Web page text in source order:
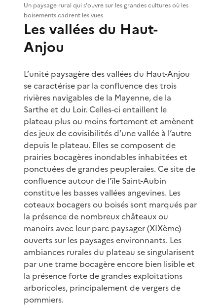
Un paysage rural qui s'ouvre sur les grandes cultures où les
boisements cadrent les vues
Les vallées du Haut-
Anjou
L’unité paysagère des vallées du Haut-Anjou
se caractérise par la confluence des trois
rivières navigables de la Mayenne, de la
Sarthe et du Loir. Celles-ci entaillent le
plateau plus ou moins fortement et amènent
des jeux de covisibilités d’une vallée à l’autre
depuis le plateau. Elles se composent de
prairies bocagères inondables inhabitées et
ponctuées de grandes peupleraies. Ce site de
confluence autour de l’île Saint-Aubin
constitue les basses vallées angevines. Les
coteaux bocagers ou boisés sont marqués par
la présence de nombreux châteaux ou
manoirs avec leur parc paysager (XIXème)
ouverts sur les paysages environnants. Les
ambiances rurales du plateau se singularisent
par une trame bocagère encore bien lisible et
la présence forte de grandes exploitations
arboricoles, principalement de vergers de
pommiers.